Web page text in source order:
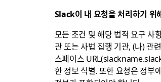
Slack이 내 요청을 처리하기 위
모든 조건 및 해당 법적 요구 사
관 또는 사법 집행 기관, (나) 관
스페이스
한 정보 식별. 또한 요청은 정부